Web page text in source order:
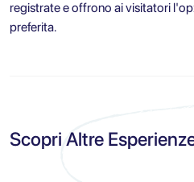
registrate e offrono ai visitatori
preferita.
Scopri Altre